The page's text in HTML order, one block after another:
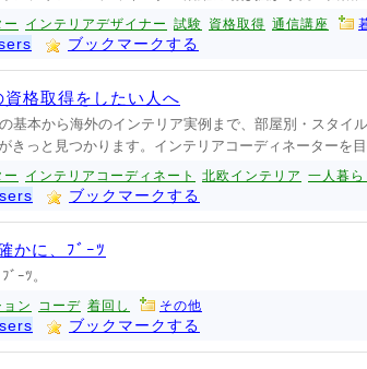
ー インテリアデザイナー 試験 資格取得 通信講座
ブックマークする
格取得をしたい人へ
基本から海外のインテリア実例まで、部屋別・スタ
きっと見つかります。インテリアコーディネーターを
ー インテリアコーディネート 北欧インテリア 一人暮
ブックマークする
かに、ﾌﾞｰﾂ
ｰﾂ。
ン コーデ 着回し その他
ブックマークする